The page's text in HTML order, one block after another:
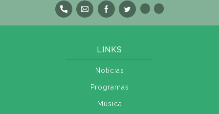
LINKS
Notícias
Programas
Música